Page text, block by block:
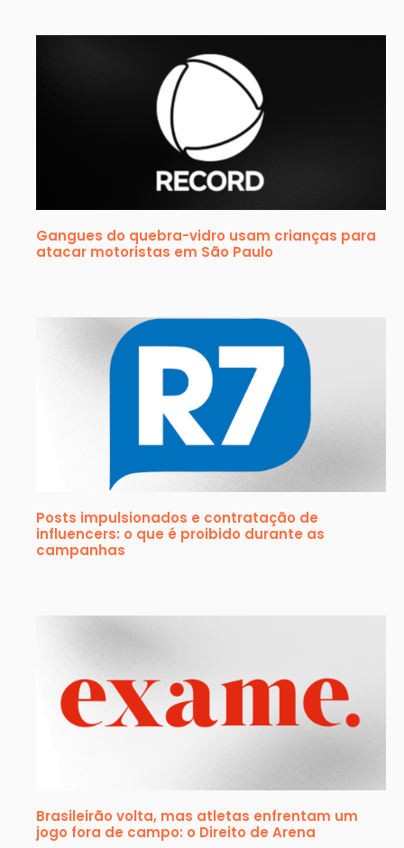
Gangues do quebra-vidro usam crianças para
atacar motoristas em São Paulo
Posts impulsionados e contratação de
influencers: o que é proibido durante as
campanhas
Brasileirão volta, mas atletas enfrentam um
jogo fora de campo: o Direito de Arena